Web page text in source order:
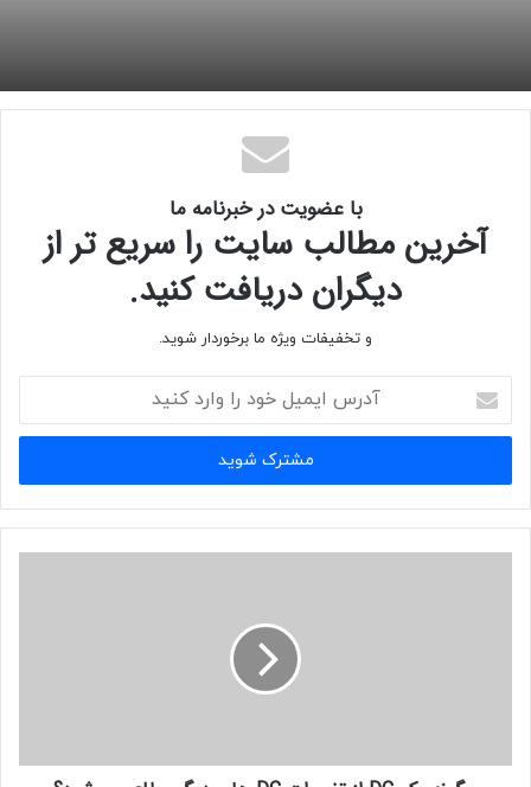
با عضویت در خبرنامه ما
آخرین مطالب سایت را سریع تر از
دیگران دریافت کنید.
و تخفیفات ویژه ما برخوردار شوید.
ایمیل
خود
وارد
کنید